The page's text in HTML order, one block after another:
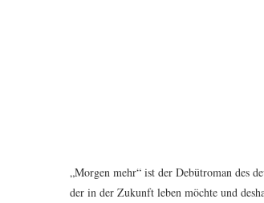
„Morgen mehr“ ist der Debütroman des
der in der Zukunft leben möchte und